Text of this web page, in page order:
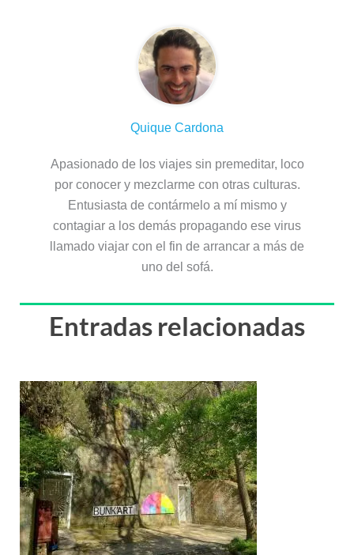
Quique Cardona
Apasionado de los viajes sin premeditar, loco
por conocer y mezclarme con otras culturas.
Entusiasta de contármelo a mí mismo y
contagiar a los demás propagando ese virus
llamado viajar con el fin de arrancar a más de
uno del sofá.
Entradas relacionadas